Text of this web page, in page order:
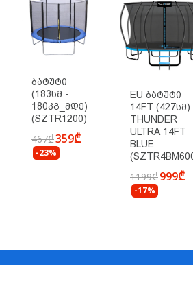
Ბატუტი
(183სმ -
180კგ_მდე)
(SZTR1200)
467₾359₾
-23%
EU Ბატუტი
14FT (427სმ)
THUNDER
ULTRA 14FT
BLUE
1199₾999₾
-17%